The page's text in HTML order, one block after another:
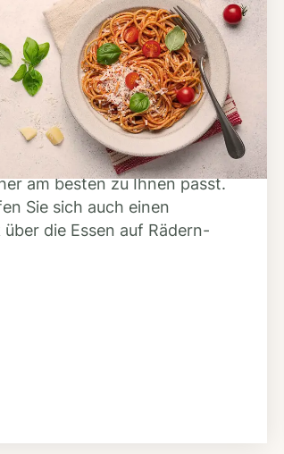
2
finden
unsere große Mahlzeiten-
um herauszufinden,
es in Ihrer Region gibt
am besten zu Ihnen passt.
Sie sich auch einen
die Essen auf Rädern-